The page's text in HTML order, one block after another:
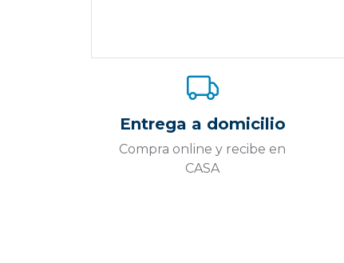
Entrega a domicilio
Compra online y recibe en
CASA